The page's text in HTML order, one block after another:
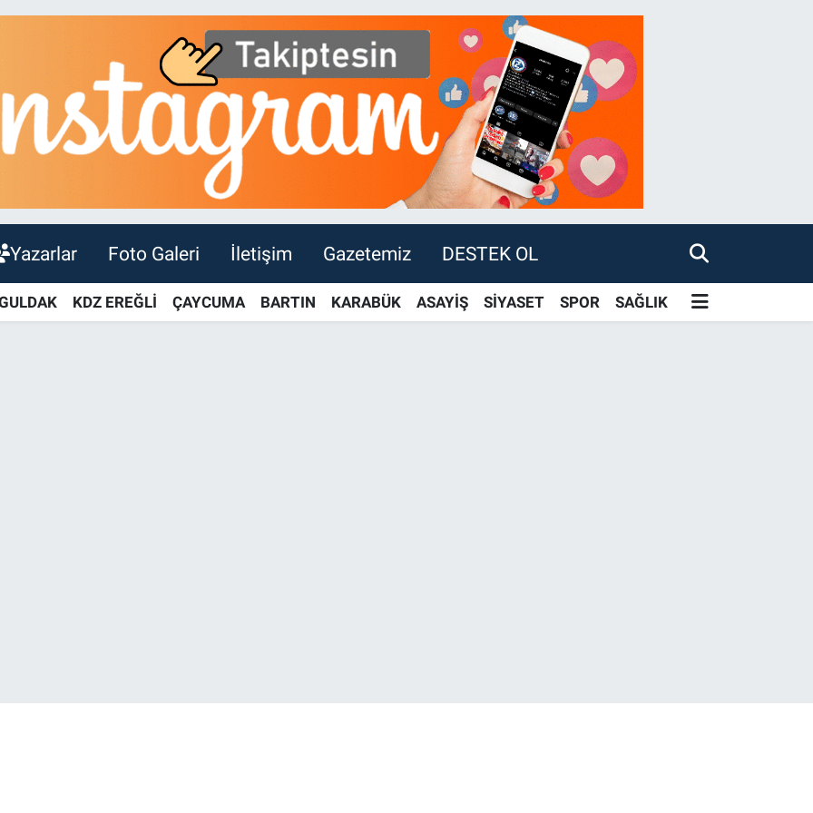
Yazarlar Foto Galeri İletişim Gazetemiz DESTEK OL
KDZ EREĞLİ ÇAYCUMA BARTIN KARABÜK ASAYİŞ SİYASET SPOR SAĞLIK